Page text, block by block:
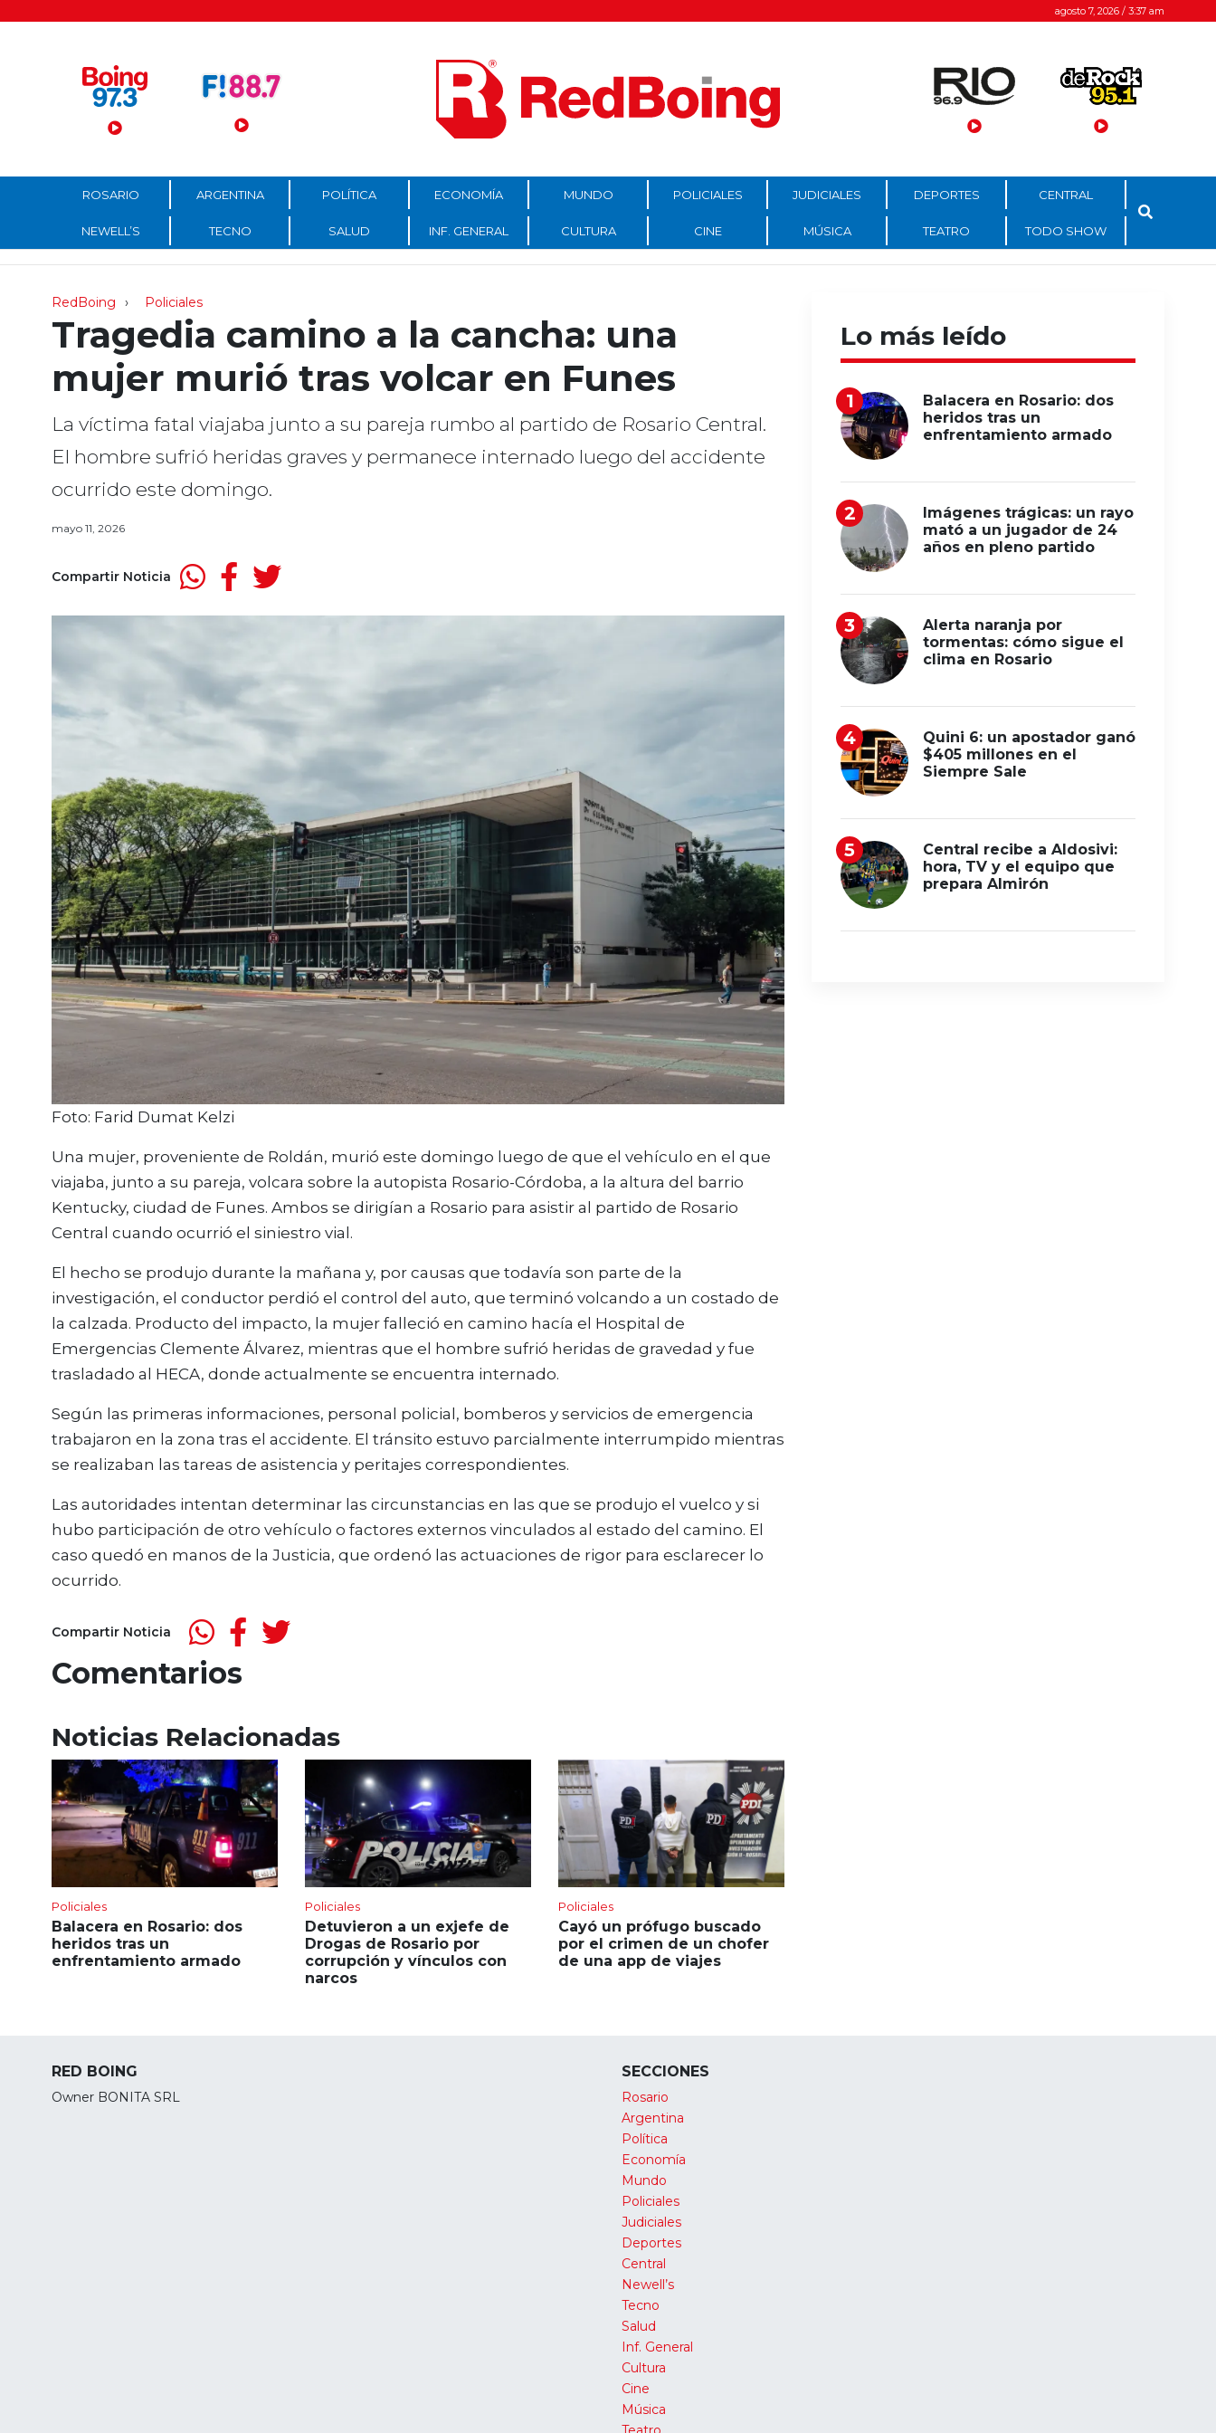
Menú Principal agosto 7, 2026 / 3:37 am
ROSARIO ARGENTINA POLÍTICA ECONOMÍA MUNDO POLICIALES JUDICIALES DEPORTES CENTRAL
NEWELL’S TECNO SALUD INF. GENERAL CULTURA CINE MÚSICA TEATRO TODO SHOW
RedBoing Policiales
Tragedia camino a la cancha: una
mujer murió tras volcar en Funes
La víctima fatal viajaba junto a su pareja rumbo al partido de Rosario Central.
El hombre sufrió heridas graves y permanece internado luego del accidente
ocurrido este domingo.
mayo 11, 2026
Compartir Noticia
Foto: Farid Dumat Kelzi
Una mujer, proveniente de Roldán, murió este domingo luego de que el vehículo en el que
viajaba, junto a su pareja, volcara sobre la autopista Rosario-Córdoba, a la altura del barrio
Kentucky, ciudad de Funes. Ambos se dirigían a Rosario para asistir al partido de Rosario
Central cuando ocurrió el siniestro vial.
El hecho se produjo durante la mañana y, por causas que todavía son parte de la
investigación, el conductor perdió el control del auto, que terminó volcando a un costado de
la calzada. Producto del impacto, la mujer falleció en camino hacía el Hospital de
Emergencias Clemente Álvarez, mientras que el hombre sufrió heridas de gravedad y fue
trasladado al HECA, donde actualmente se encuentra internado.
Según las primeras informaciones, personal policial, bomberos y servicios de emergencia
trabajaron en la zona tras el accidente. El tránsito estuvo parcialmente interrumpido mientras
se realizaban las tareas de asistencia y peritajes correspondientes.
Las autoridades intentan determinar las circunstancias en las que se produjo el vuelco y si
hubo participación de otro vehículo o factores externos vinculados al estado del camino. El
caso quedó en manos de la Justicia, que ordenó las actuaciones de rigor para esclarecer lo
ocurrido.
Compartir Noticia
Comentarios
Noticias Relacionadas
Policiales
Balacera en Rosario: dos
heridos tras un
enfrentamiento armado
Policiales
Detuvieron a un exjefe de
Drogas de Rosario por
corrupción y vínculos con
narcos
Policiales
Cayó un prófugo buscado
por el crimen de un chofer
de una app de viajes
Lo más leído
Balacera en Rosario: dos
heridos tras un
enfrentamiento armado
Imágenes trágicas: un rayo
mató a un jugador de 24
años en pleno partido
Alerta naranja por
tormentas: cómo sigue el
clima en Rosario
Quini 6: un apostador ganó
$405 millones en el
Siempre Sale
Central recibe a Aldosivi:
hora, TV y el equipo que
prepara Almirón
RED BOING
Owner BONITA SRL
SECCIONES
Rosario
Argentina
Política
Economía
Mundo
Policiales
Judiciales
Deportes
Central
Newell’s
Tecno
Salud
Inf. General
Cultura
Cine
Música